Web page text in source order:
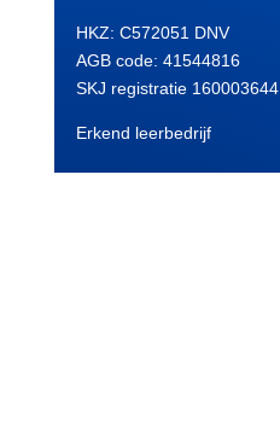
HKZ: C572051 DNV
AGB code: 41544816
SKJ registratie 160003644
Erkend leerbedrijf